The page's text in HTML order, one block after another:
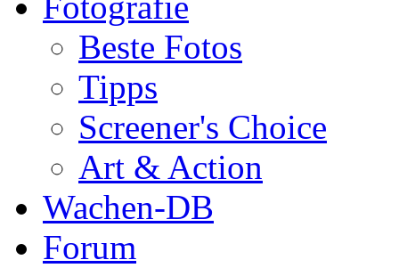
Beste Fotos
Tipps
Screener's Choice
Art & Action
Wachen-DB
Forum